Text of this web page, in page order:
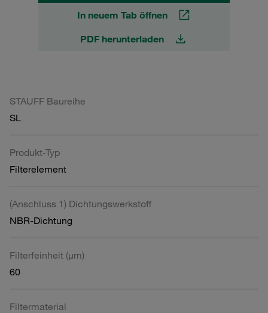
In neuem Tab öffnen
PDF herunterladen
STAUFF Baureihe
SL
Produkt-Typ
Filterelement
(Anschluss 1) Dichtungswerkstoff
NBR-Dichtung
Filterfeinheit (µm)
60
Filtermaterial